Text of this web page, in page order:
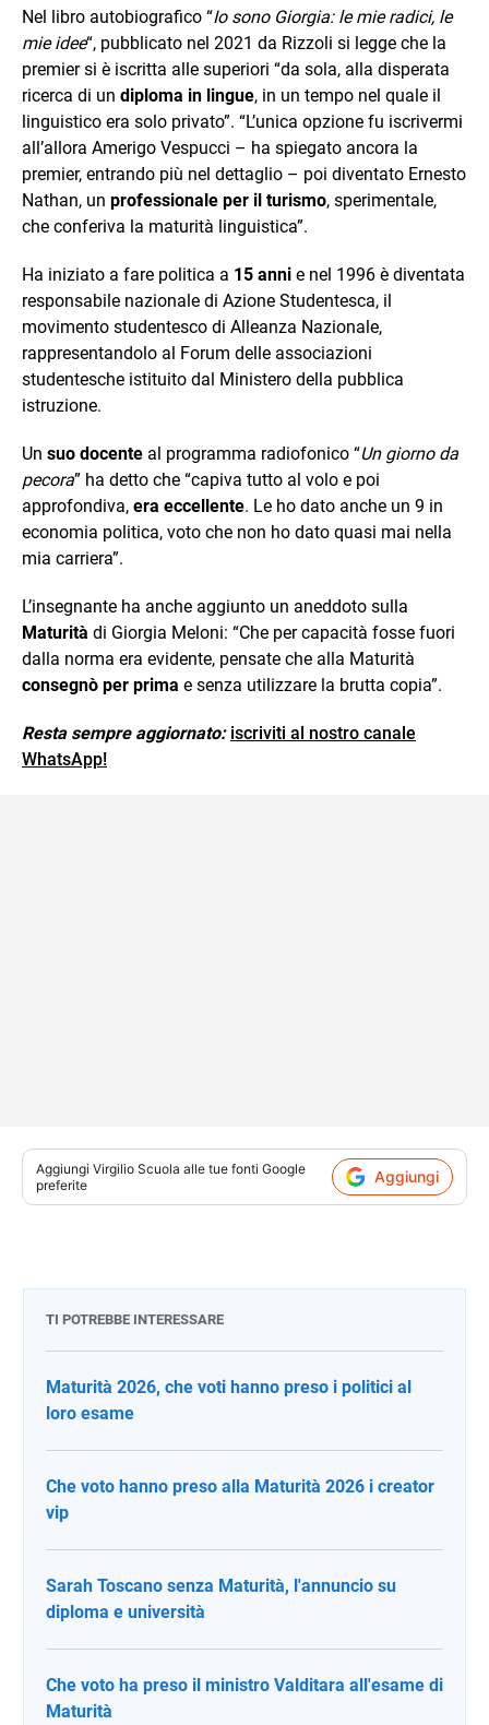
Nel libro autobiografico “Io sono Giorgia: le mie radici, le
mie idee“, pubblicato nel 2021 da Rizzoli si legge che la
premier si è iscritta alle superiori “da sola, alla disperata
ricerca di un diploma in lingue, in un tempo nel quale il
linguistico era solo privato”. “L’unica opzione fu iscrivermi
all’allora Amerigo Vespucci – ha spiegato ancora la
premier, entrando più nel dettaglio – poi diventato Ernesto
Nathan, un professionale per il turismo, sperimentale,
che conferiva la maturità linguistica”.
Ha iniziato a fare politica a 15 anni e nel 1996 è diventata
responsabile nazionale di Azione Studentesca, il
movimento studentesco di Alleanza Nazionale,
rappresentandolo al Forum delle associazioni
studentesche istituito dal Ministero della pubblica
istruzione.
Un suo docente al programma radiofonico “Un giorno da
pecora” ha detto che “capiva tutto al volo e poi
approfondiva, era eccellente. Le ho dato anche un 9 in
economia politica, voto che non ho dato quasi mai nella
mia carriera”.
L’insegnante ha anche aggiunto un aneddoto sulla
Maturità di Giorgia Meloni: “Che per capacità fosse fuori
dalla norma era evidente, pensate che alla Maturità
consegnò per prima e senza utilizzare la brutta copia”.
Resta sempre aggiornato: iscriviti al nostro canale
WhatsApp!
Aggiungi Virgilio Scuola alle tue fonti Google
preferite
Aggiungi
TI POTREBBE INTERESSARE
Maturità 2026, che voti hanno preso i politici al
loro esame
Che voto hanno preso alla Maturità 2026 i creator
vip
Sarah Toscano senza Maturità, l'annuncio su
diploma e università
Che voto ha preso il ministro Valditara all'esame di
Maturità